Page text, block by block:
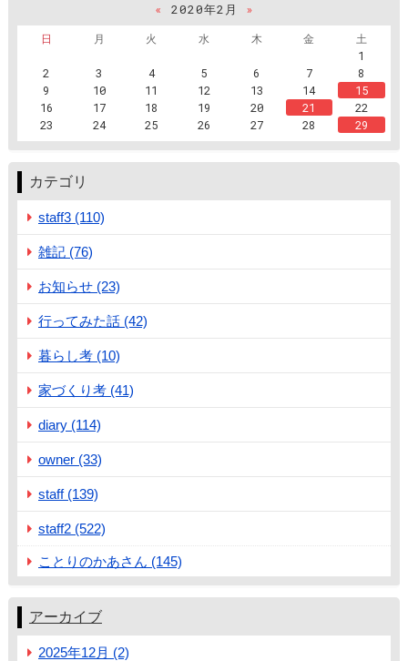
« 2020年2月
»
日
月 火 水 木 金
土
1
2
3 4 5 6 7
8
9
10 11 12 13 14
15
16
17 18 19 20 21
22
23
24 25 26 27 28 29
カテゴリ
staff3 (110)
雑記 (76)
お知らせ (23)
行ってみた話 (42)
暮らし考 (10)
家づくり考 (41)
diary (114)
owner (33)
staff (139)
staff2 (522)
ことりのかあさん (145)
アーカイブ
2025年12月 (2)